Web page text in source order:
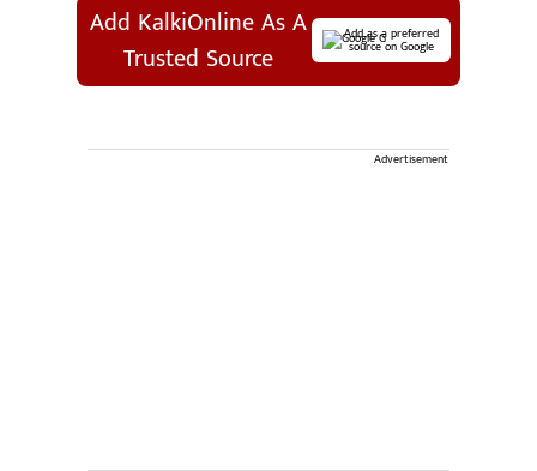
Add KalkiOnline As A
Trusted Source
Add as a preferred
source on Google
Advertisement